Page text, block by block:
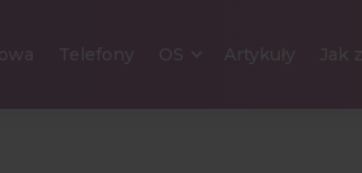
Telefony OS Artykuły Jak